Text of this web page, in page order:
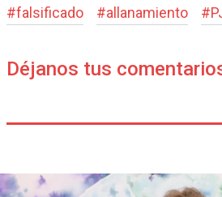
#falsificado #allanamiento #
Déjanos tus